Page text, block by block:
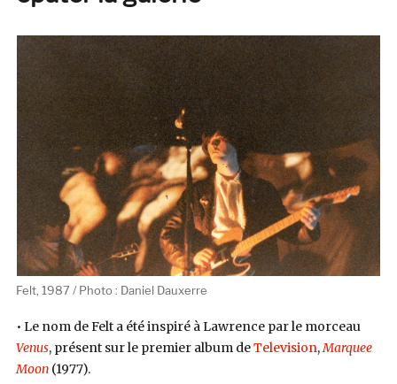
Felt, 1987 / Photo : Daniel Dauxerre
• Le nom de Felt a été inspiré à Lawrence par le morceau
Venus, présent sur le premier album deTelevision, Marquee
Moon(1977).